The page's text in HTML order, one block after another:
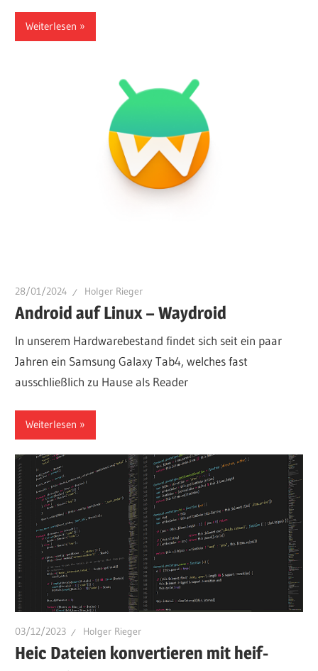
Weiterlesen
28/01/2024 Holger Rieger
Android auf Linux – Waydroid
In unserem Hardwarebestand findet sich seit ein paar
Jahren ein Samsung Galaxy Tab4, welches fast
ausschließlich zu Hause als Reader
Weiterlesen
03/12/2023 Holger Rieger
Heic Dateien konvertieren mit heif-